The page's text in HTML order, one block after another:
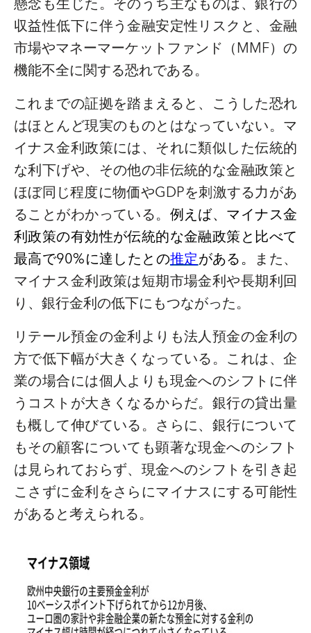
収益性低下に伴う金融安定性リスクと、金融
市場やマネーマーケットファンド（MMF）の
機能不全に関する恐れである。
これまでの証拠を踏まえると、こうした恐れ
はほとんど現実のものとはなっていない。マ
イナス金利政策には、それに類似した伝統的
な利下げや、その他の非伝統的な金融政策と
ほぼ同じ程度に物価やGDPを刺激する力があ
ることがわかっている。 例えば、マイナス金
利政策の有効性が伝統的な金融政策と比べて
最高で90%に達したとの推定がある。 また、
マイナス金利政策は短期市場金利や長期利回
り、銀行金利の低下にもつながった。
リテール預金の金利よりも法人預金の金利の
方で低下幅が大きくなっている。これは、企
業の場合には個人よりも現金へのシフトに伴
うコストが大きくなるからだ。銀行の貸出量
も概して伸びている。さらに、銀行について
もその顧客についても顕著な現金へのシフト
は見られておらず、現金へのシフトを引き起
こさずに金利をさらにマイナスにする可能性
があると考えられる。